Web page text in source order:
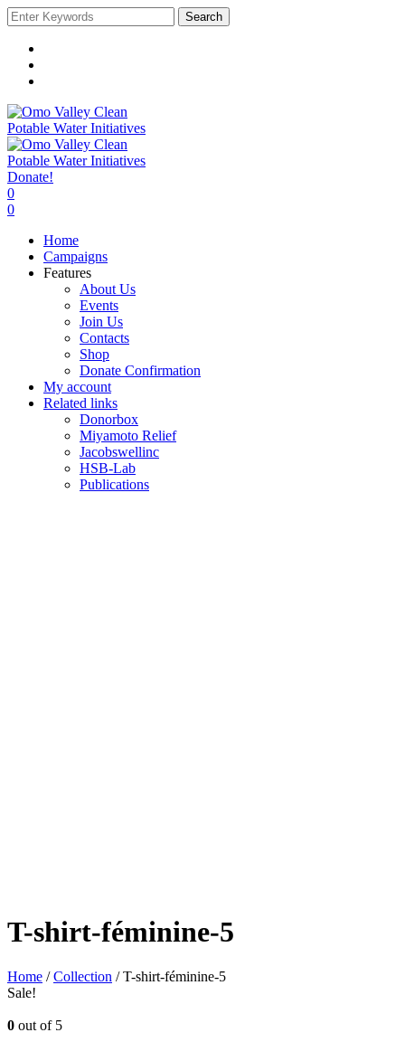
Search
Donate!
0
0
Home
Campaigns
Features
About Us
Events
Join Us
Contacts
Shop
Donate Confirmation
My account
Related links
Donorbox
Miyamoto Relief
Jacobswellinc
HSB-Lab
Publications
T-shirt-féminine-5
Home /Collection / T-shirt-féminine-5
Sale!
0 out of 5